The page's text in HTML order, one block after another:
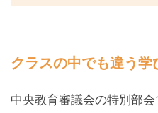
クラスの中でも違う学
中央教育審議会の特別部